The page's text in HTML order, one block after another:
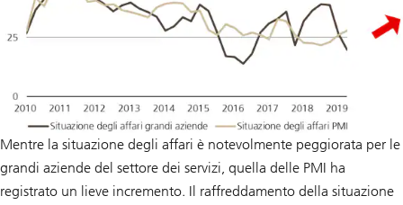
Mentre la situazione degli affari è notevolmente peggiorata per le
grandi aziende del settore dei servizi, quella delle PMI ha
registrato un lieve incremento. Il raffreddamento della situazione